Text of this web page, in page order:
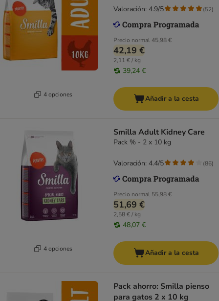
4 opciones
Precio normal45,98 €
42,19 €
2,11 € / kg
39,24 €
Valoración: 4.9/5 (52)
Añadir a la cesta
4 opciones
Smilla Adult Kidney Care
Pack % - 2 x 10 kg
Precio normal 55,98 €
51,69 €
2,58 € / kg
48,07 €
Valoración: 4.4/5 (86)
Añadir a la cesta
Pack ahorro: Smilla pienso
para gatos 2 x 10 kg